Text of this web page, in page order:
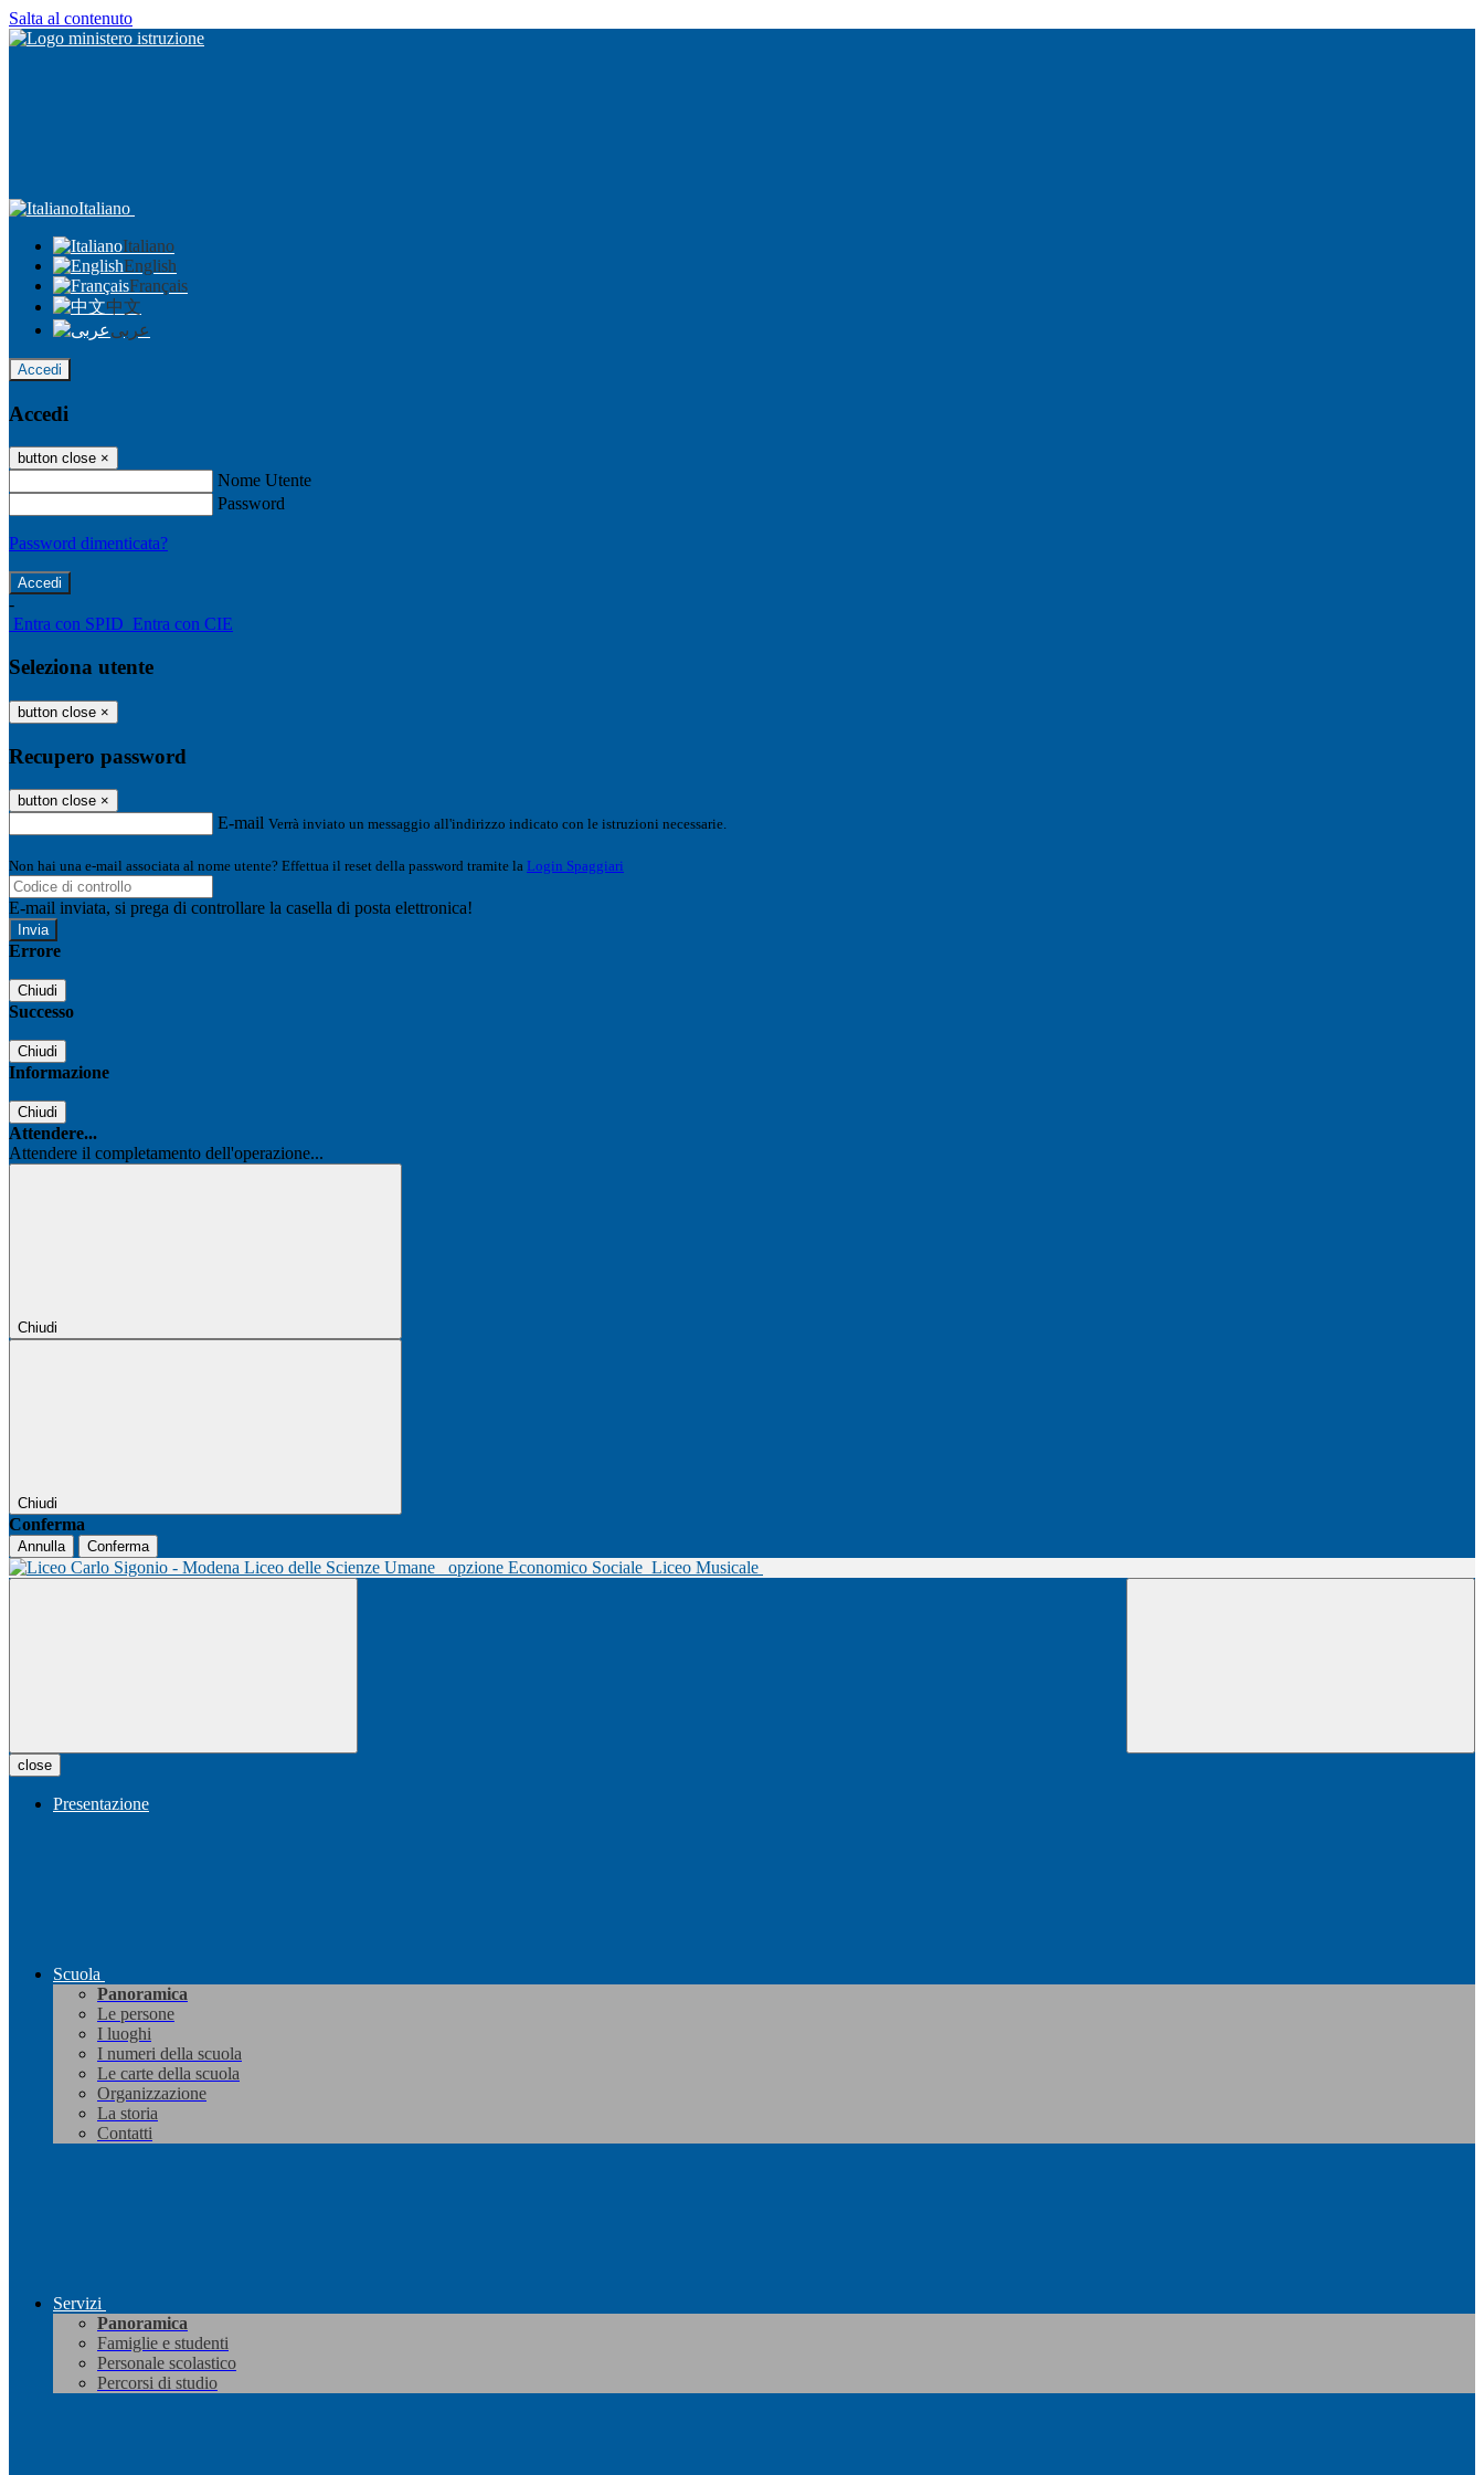
Salta al contenuto
Italiano
Italiano
English
Français
中文
عربى
Accedi
Accedi
button close ×
Nome Utente
Password
Password dimenticata?
-
Entra con SPID Entra con CIE
Seleziona utente
button close ×
Recupero password
button close ×
E-mail Verrà inviato un messaggio all'indirizzo indicato con le istruzioni necessarie.
Non hai una e-mail associata al nome utente? Effettua il reset della password tramite la Login Spaggiari
E-mail inviata, si prega di controllare la casella di posta elettronica!
Errore
Chiudi
Successo
Chiudi
Informazione
Chiudi
Attendere...
Attendere il completamento dell'operazione...
Chiudi
Chiudi
Conferma
Annulla Conferma
Liceo delle Scienze Umane opzione Economico Sociale Liceo Musicale
close
Presentazione
Scuola
Panoramica
Le persone
I luoghi
I numeri della scuola
Le carte della scuola
Organizzazione
La storia
Contatti
Servizi
Panoramica
Famiglie e studenti
Personale scolastico
Percorsi di studio